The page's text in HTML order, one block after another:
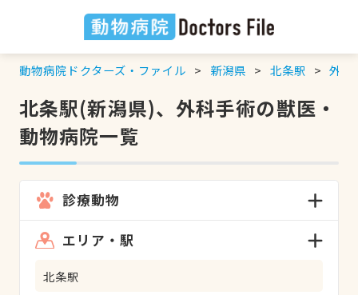
動物病院ドクターズ・ファイル 新潟県 北条駅 外科
北条駅(新潟県)、外科手術の獣医・
動物病院一覧
診療動物
エリア・駅
北条駅